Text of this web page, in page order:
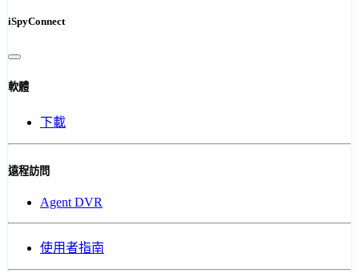
iSpyConnect
軟體
下載
遠程訪問
Agent DVR
使用者指南